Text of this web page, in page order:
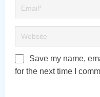
Save my name,
for the next time I